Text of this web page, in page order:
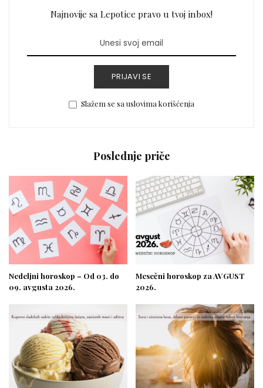
Najnovije sa Lepotice pravo u tvoj inbox!
PRIJAVI SE
Slažem se sa uslovima korišćenja
Poslednje priče
Nedeljni horoskop – Od 03. do
09. avgusta 2026.
Mesečni horoskop za AVGUST
2026.